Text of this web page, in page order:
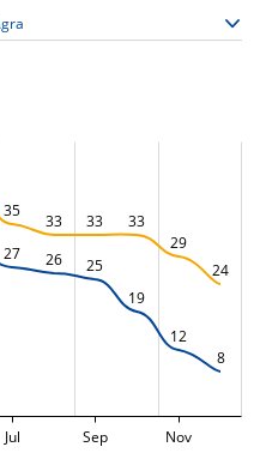
35
33 33
33
29
24
27 26
25
19
12
8
Jul Sep Nov